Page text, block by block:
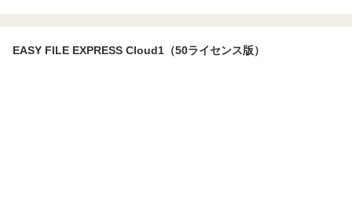
EASY FILE EXPRESS Cloud1（50ライセンス版）